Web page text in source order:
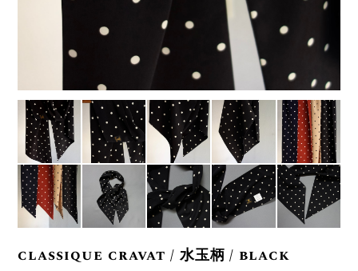
classique cravat / 水玉柄 / black